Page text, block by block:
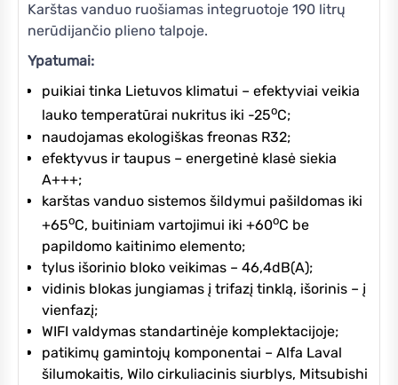
Karštas vanduo ruošiamas integruotoje 190 litrų
nerūdijančio plieno talpoje.
Ypatumai:
puikiai tinka Lietuvos klimatui – efektyviai veikia
lauko temperatūrai nukritus iki -25oC;
naudojamas ekologiškas freonas R32;
efektyvus ir taupus – energetinė klasė siekia
A+++;
karštas vanduo sistemos šildymui pašildomas iki
+65oC, buitiniam vartojimui iki +60oC be
papildomo kaitinimo elemento;
tylus išorinio bloko veikimas – 46,4dB(A);
vidinis blokas jungiamas į trifazį tinklą, išorinis – į
vienfazį;
WIFI valdymas standartinėje komplektacijoje;
patikimų gamintojų komponentai – Alfa Laval
šilumokaitis, Wilo cirkuliacinis siurblys, Mitsubishi